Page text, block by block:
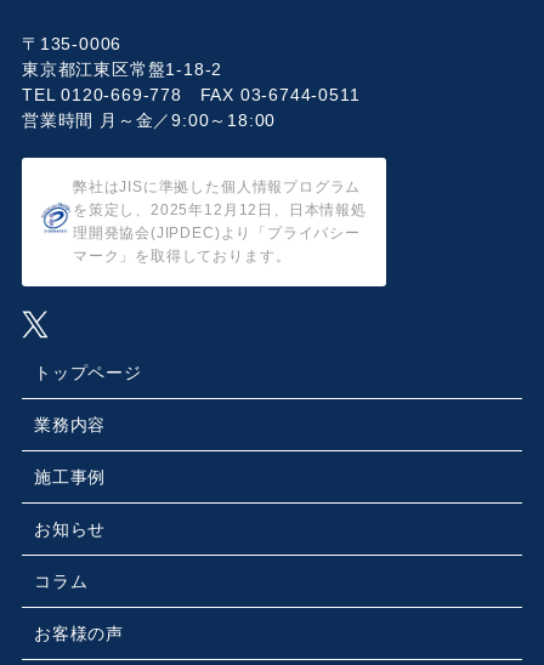
〒135-0006
東京都江東区常盤1-18-2
TEL 0120-669-778 FAX 03-6744-0511
営業時間 月～金／9:00～18:00
弊社はJISに準拠した個人情報プログラム
を策定し、2025年12月12日、日本情報処
理開発協会(JIPDEC)より「プライバシー
マーク」を取得しております。
トップページ
業務内容
施工事例
お知らせ
コラム
お客様の声